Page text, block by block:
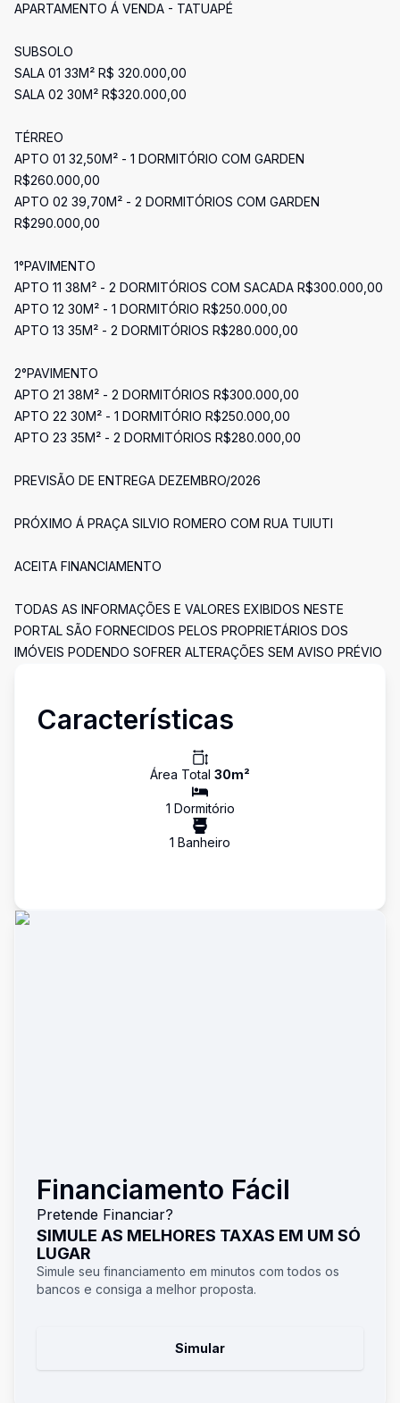
APARTAMENTO Á VENDA - TATUAPÉ
SUBSOLO
SALA 01 33M² R$ 320.000,00
SALA 02 30M² R$320.000,00
TÉRREO
APTO 01 32,50M² - 1 DORMITÓRIO COM GARDEN
R$260.000,00
APTO 02 39,70M² - 2 DORMITÓRIOS COM GARDEN
R$290.000,00
1°PAVIMENTO
APTO 11 38M² - 2 DORMITÓRIOS COM SACADA R$300.000,00
APTO 12 30M² - 1 DORMITÓRIO R$250.000,00
APTO 13 35M² - 2 DORMITÓRIOS R$280.000,00
2°PAVIMENTO
APTO 21 38M² - 2 DORMITÓRIOS R$300.000,00
APTO 22 30M² - 1 DORMITÓRIO R$250.000,00
APTO 23 35M² - 2 DORMITÓRIOS R$280.000,00
PREVISÃO DE ENTREGA DEZEMBRO/2026
PRÓXIMO Á PRAÇA SILVIO ROMERO COM RUA TUIUTI
ACEITA FINANCIAMENTO
TODAS AS INFORMAÇÕES E VALORES EXIBIDOS NESTE
PORTAL SÃO FORNECIDOS PELOS PROPRIETÁRIOS DOS
IMÓVEIS PODENDO SOFRER ALTERAÇÕES SEM AVISO PRÉVIO
Características
Área Total 30m²
1 Dormitório
1 Banheiro
Financiamento Fácil
Pretende Financiar?
SIMULE AS MELHORES TAXAS EM UM SÓ
LUGAR
Simule seu financiamento em minutos com todos os
bancos e consiga a melhor proposta.
Simular